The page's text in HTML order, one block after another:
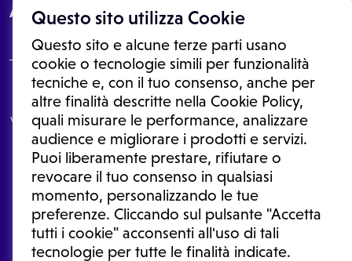
Questo sito utilizza Cookie
Questo sito e alcune terze parti usano
cookie o tecnologie simili per funzionalità
tecniche e, con il tuo consenso, anche per
altre finalità descritte nella Cookie Policy,
quali misurare le performance, analizzare
audience e migliorare i prodotti e servizi.
Puoi liberamente prestare, rifiutare o
revocare il tuo consenso in qualsiasi
momento, personalizzando le tue
preferenze. Cliccando sul pulsante "Accetta
tutti i cookie" acconsenti all'uso di tali
tecnologie per tutte le finalità indicate.
About
Le informazioni proposte in questo sito non sono un consulto medico.
In nessun caso, queste informazioni sostituiscono un consulto, una
visita o una diagnosi formulata dal medico. Non si devono considerare
le informazioni disponibili come suggerimenti per la formulazione di
una diagnosi, la determinazione di un trattamento o l'assunzione o
sospensione di un farmaco senza prima consultare un medico di
medicina generale o uno specialista.
Condizioni di utilizzo|Privacy Policy |Gestione cookie
Ⓒ 2025 | Tutti i diritti riservati.